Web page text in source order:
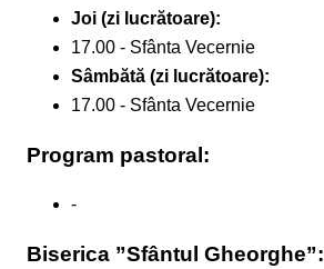
Joi (zi lucrătoare):
17.00 - Sfânta Vecernie
Sâmbătă (zi lucrătoare):
17.00 - Sfânta Vecernie
Program pastoral:
-
Biserica ”Sfântul Gheorghe”: